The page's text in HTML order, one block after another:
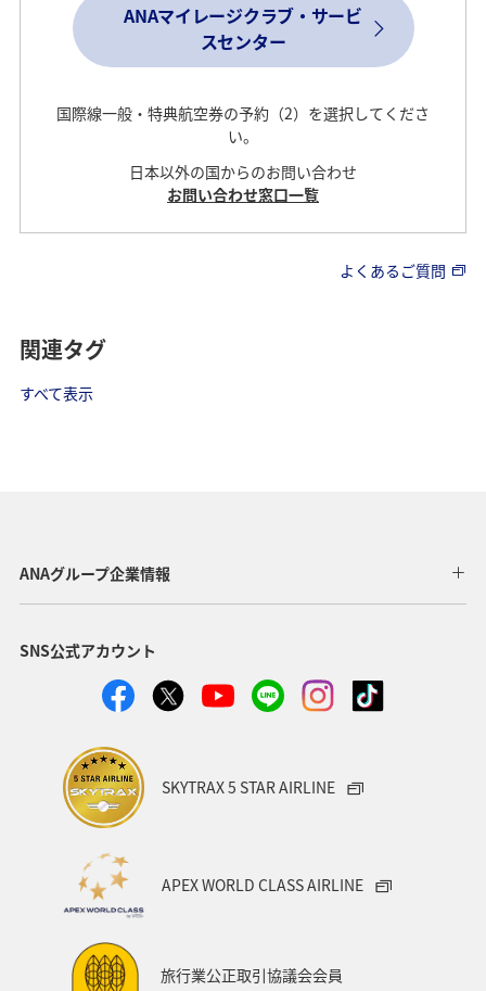
ANAマイレージクラブ・サービ
スセンター
国際線一般・特典航空券の予約（2）を選択してくださ
い。
日本以外の国からのお問い合わせ
お問い合わせ窓口一覧
よくあるご質問
関連タグ
すべて表示
ANAグループ企業情報
SNS公式アカウント
SKYTRAX 5 STAR AIRLINE
APEX WORLD CLASS AIRLINE
旅行業公正取引協議会会員